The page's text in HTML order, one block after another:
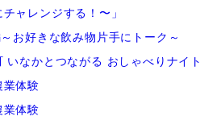
ャレンジする！〜」
お好きな飲み物片手にトーク～
いなかとつながる おしゃべりナイト
業体験
業体験